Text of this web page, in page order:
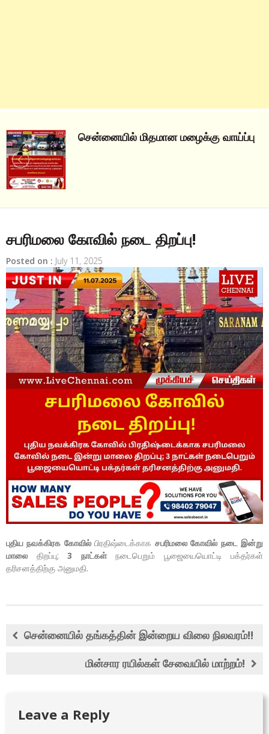
சென்னையில் மிதமான மழைக்கு வாய்ப்பு
சபரிமலை கோவில் நடை திறப்பு!
Posted on : July 11, 2025
புதிய நவக்கிரக கோவில்பிரதிஷ்டைக்காக சபரிமலை கோவில் நடை இன்று
மாலை திறப்பு; 3 நாட்கள்நடைபெறும் பூஜையையொட்டி பக்தர்கள்
தரிசனத்திற்கு அனுமதி.
சென்னையில் தங்கத்தின் இன்றைய விலை நிலவரம்!!
மின்சார ரயில்கள் சேவையில் மாற்றம்!
Leave a Reply